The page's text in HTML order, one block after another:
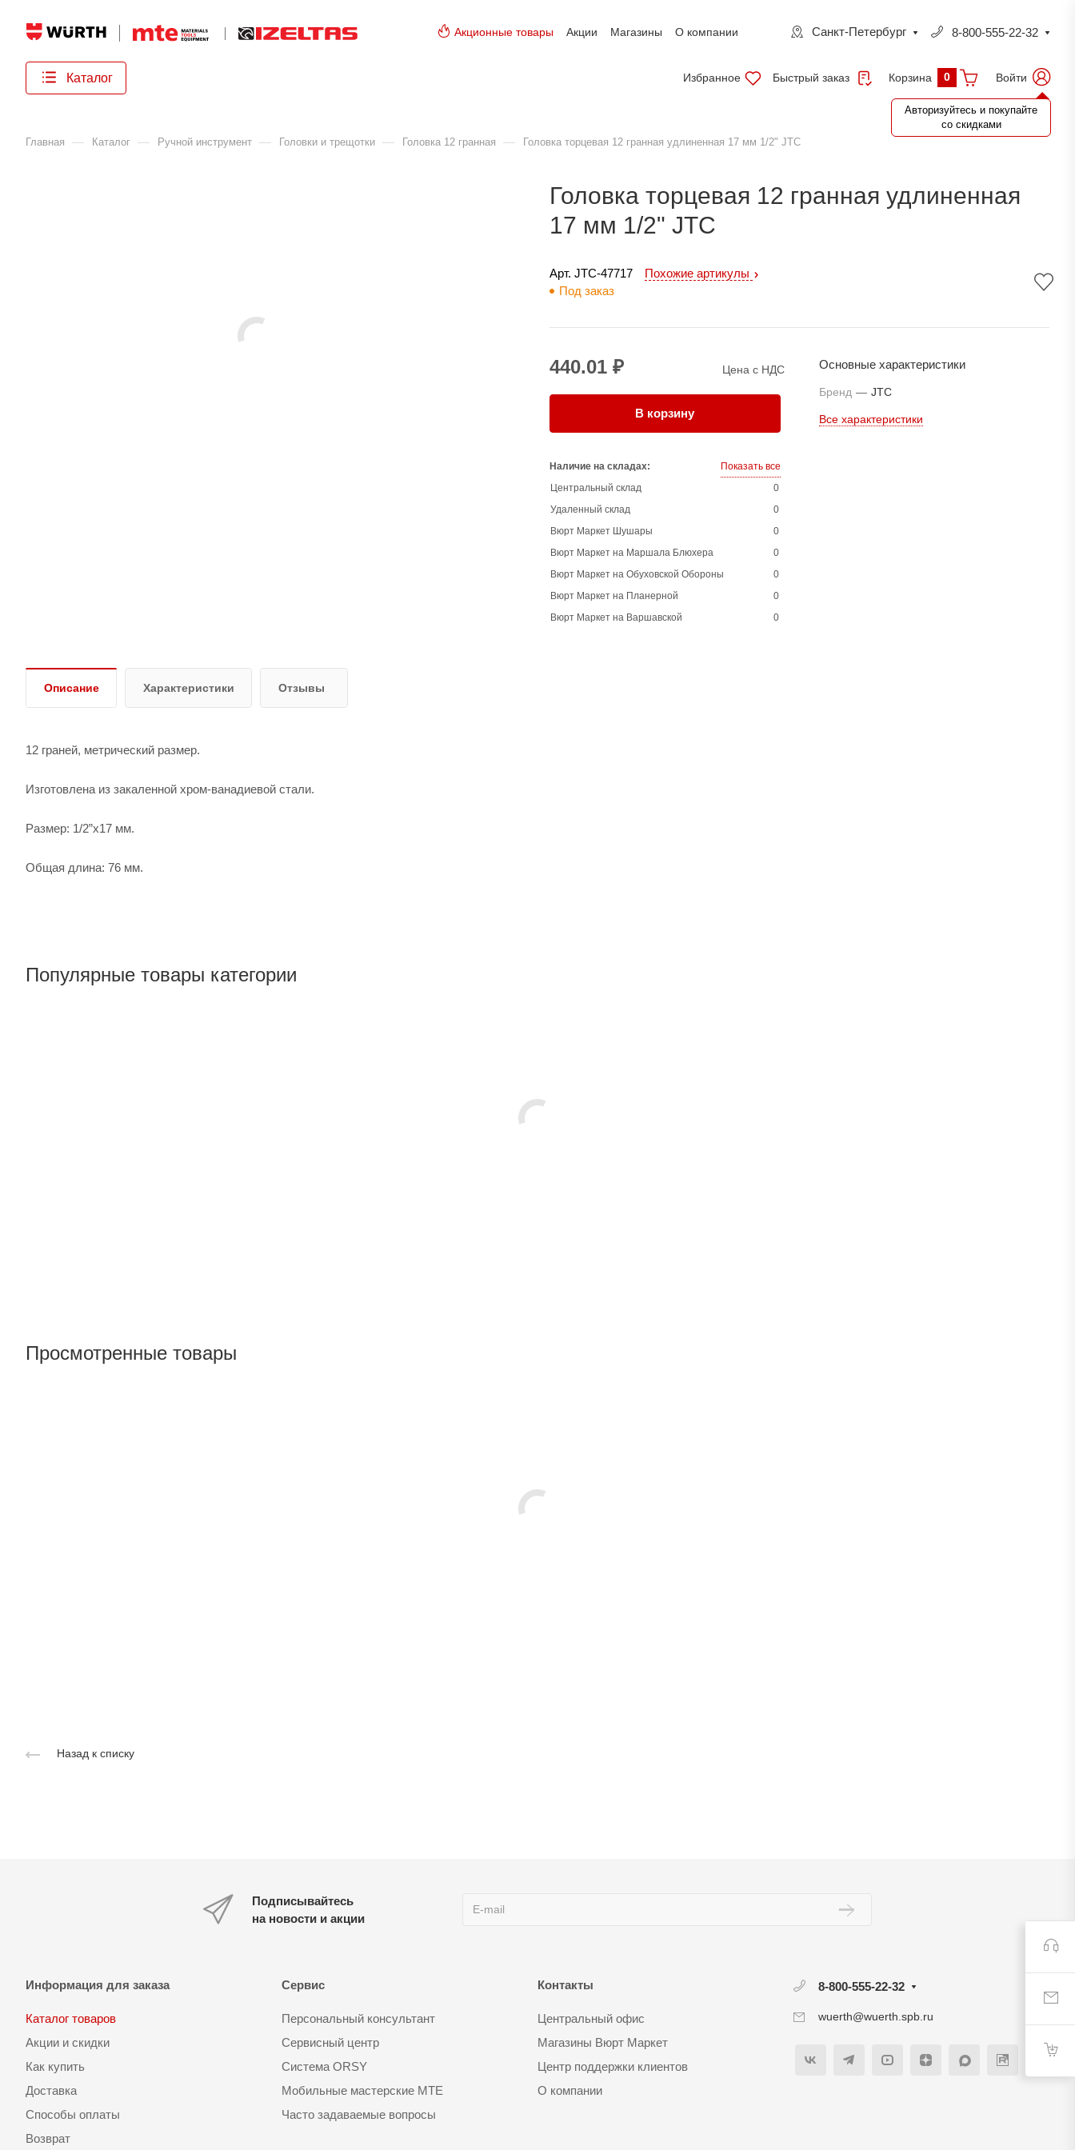
Акционные товары Акции Магазины О компании Санкт-Петербург 8-800-555-22-32
Каталог Избранное Быстрый заказ Корзина 0 Войти
Авторизуйтесь и покупайте
со скидками
Главная
— Каталог — Ручной инструмент — Головки и трещотки — Головка 12 гранная — Головка торцевая 12 гранная удлиненная 17 мм 1/2" JTC
Головка торцевая 12 гранная удлиненная
17 мм 1/2" JTC
Арт. JTC-47717
Похожие артикулы
Под заказ
440.01 ₽ Цена с НДС
В корзину
Наличие на складах:
Показать все
Центральный склад
0
Удаленный склад
0
Вюрт Маркет Шушары
0
Вюрт Маркет на Маршала Блюхера
0
Вюрт Маркет на Обуховской Обороны
0
Вюрт Маркет на Планерной
0
Вюрт Маркет на Варшавской
0
Основные характеристики
Бренд — JTC
Все характеристики
Описание Характеристики Отзывы
12 граней, метрический размер.
Изготовлена из закаленной хром-ванадиевой стали.
Размер: 1/2”х17 мм.
Общая длина: 76 мм.
Популярные товары категории
Просмотренные товары
Назад к списку
Подписывайтесь
на новости и акции
Информация для заказа
Каталог товаров
Акции и скидки
Как купить
Доставка
Способы оплаты
Возврат
Сервис
Персональный консультант
Сервисный центр
Система ORSY
Мобильные мастерские MTE
Часто задаваемые вопросы
Контакты
Центральный офис
Магазины Вюрт Маркет
Центр поддержки клиентов
О компании
8-800-555-22-32
wuerth@wuerth.spb.ru